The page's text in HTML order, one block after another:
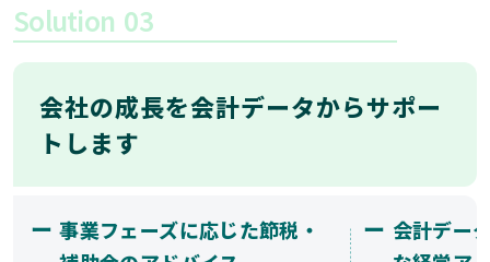
Solution 03
会社の成長を会計データからサポー
トします
ー 事業フェーズに応じた節税・
ー 会計デー